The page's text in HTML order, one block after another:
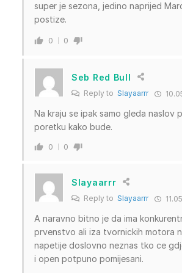
super je sezona, jedino naprijed
postize.
0 0
Seb Red Bull
Reply to Slayaarrr
Na kraju se ipak samo gleda naslov
poretku kako bude.
0 0
Slayaarrr
Reply to Slayaarrr
A naravno bitno je da ima
prvenstvo ali iza tvornickih motora
napetije doslovno neznas tko ce
i open potpuno pomijesani.